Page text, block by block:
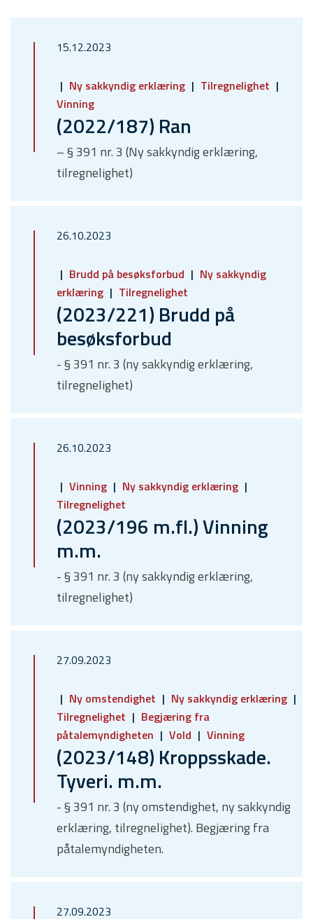
15.12.2023
Ny sakkyndig erklæring
Tilregnelighet
Vinning
(2022/187) Ran
– § 391 nr. 3 (Ny sakkyndig erklæring,
tilregnelighet)
26.10.2023
Brudd på besøksforbud
Ny sakkyndig
erklæring
Tilregnelighet
(2023/221) Brudd på
besøksforbud
- § 391 nr. 3 (ny sakkyndig erklæring,
tilregnelighet)
26.10.2023
Vinning
Ny sakkyndig erklæring
Tilregnelighet
(2023/196 m.fl.) Vinning
m.m.
- § 391 nr. 3 (ny sakkyndig erklæring,
tilregnelighet)
27.09.2023
Ny omstendighet
Ny sakkyndig erklæring
Tilregnelighet
Begjæring fra
påtalemyndigheten
Vold Vinning
(2023/148) Kroppsskade.
Tyveri. m.m.
- § 391 nr. 3 (ny omstendighet, ny sakkyndig
erklæring, tilregnelighet). Begjæring fra
påtalemyndigheten.
27.09.2023